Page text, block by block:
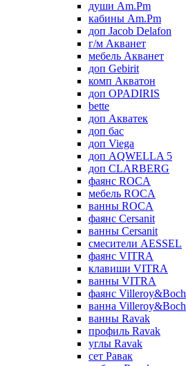
души Am.Pm
кабины Am.Pm
доп Jacob Delafon
г/м Акванет
мебель Акванет
доп Gebirit
комп Акватон
доп OPADIRIS
bette
доп Акватек
доп бас
доп Viega
доп AQWELLA 5
доп CLARBERG
фаянс ROCA
мебель ROCA
ванны ROCA
фаянс Cersanit
ванны Cersanit
смесители AESSEL
фаянс VITRA
клавиши VITRA
ванны VITRA
фаянс Villeroy&Boch
ванна Villeroy&Boch
ванны Ravak
профиль Ravak
углы Ravak
сет Равак